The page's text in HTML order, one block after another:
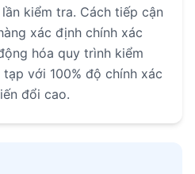
kiểm tra. Cách tiếp cận
xác định chính xác
hóa quy trình kiểm
với 100% độ chính xác
đổi cao.